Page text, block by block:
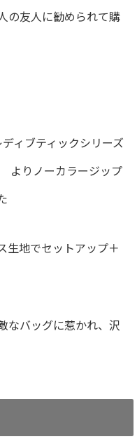
の友人に勧められて購
ィブティックシリーズ
りノーカラージップ
生地でセットアップ＋
なバッグに惹かれ、沢